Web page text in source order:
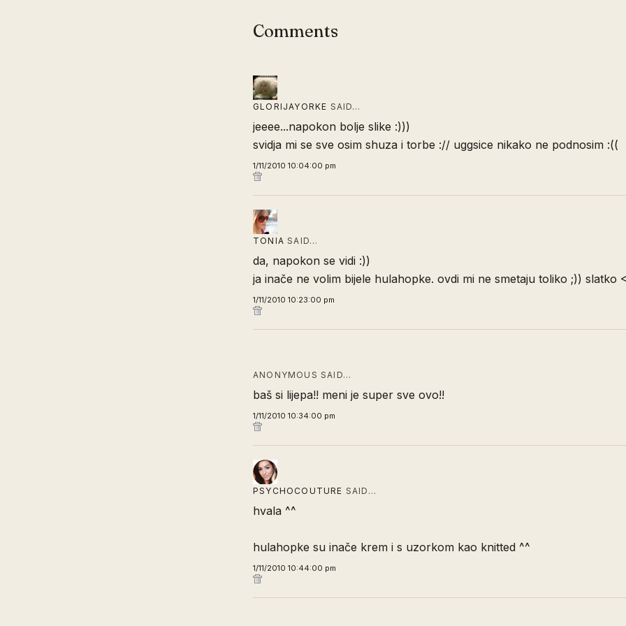
Comments
GLORIJAYORKE SAID…
jeeee...napokon bolje slike :)))
svidja mi se sve osim shuza i torbe :// uggsice nikako ne podnosim :((
1/11/2010 10:04:00 pm
TONIA SAID…
da, napokon se vidi :))
ja inače ne volim bijele hulahopke. ovdi mi ne smetaju toliko ;)) slatko
1/11/2010 10:23:00 pm
ANONYMOUS SAID…
baš si lijepa!! meni je super sve ovo!!
1/11/2010 10:34:00 pm
PSYCHOCOUTURE SAID…
hvala ^^
hulahopke su inače krem i s uzorkom kao knitted ^^
1/11/2010 10:44:00 pm